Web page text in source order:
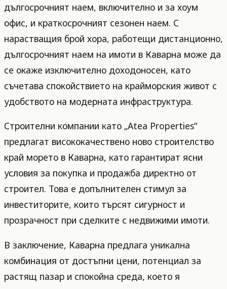
дългосрочният наем, включително и за хоум
офис, и краткосрочният сезонен наем. С
нарастващия брой хора, работещи дистанционно,
дългосрочният наем на имоти в Каварна може да
се окаже изключително доходоносен, като
съчетава спокойствието на крайморския живот с
удобството на модерната инфраструктура.
Строителни компании като „Atea Properties“
предлагат висококачествено ново строителство
край морето в Каварна, като гарантират ясни
условия за покупка и продажба директно от
строител. Това е допълнителен стимул за
инвеститорите, които търсят сигурност и
прозрачност при сделките с недвижими имоти.
В заключение, Каварна предлага уникална
комбинация от достъпни цени, потенциал за
растящ пазар и спокойна среда, което я